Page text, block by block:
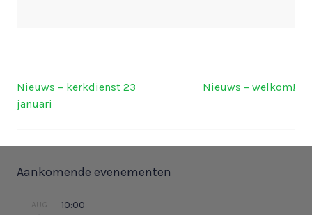
Berichtnavigatie
Nieuws – kerkdienst 23
januari
Nieuws – welkom!
Aankomende evenementen
AUG 10:00